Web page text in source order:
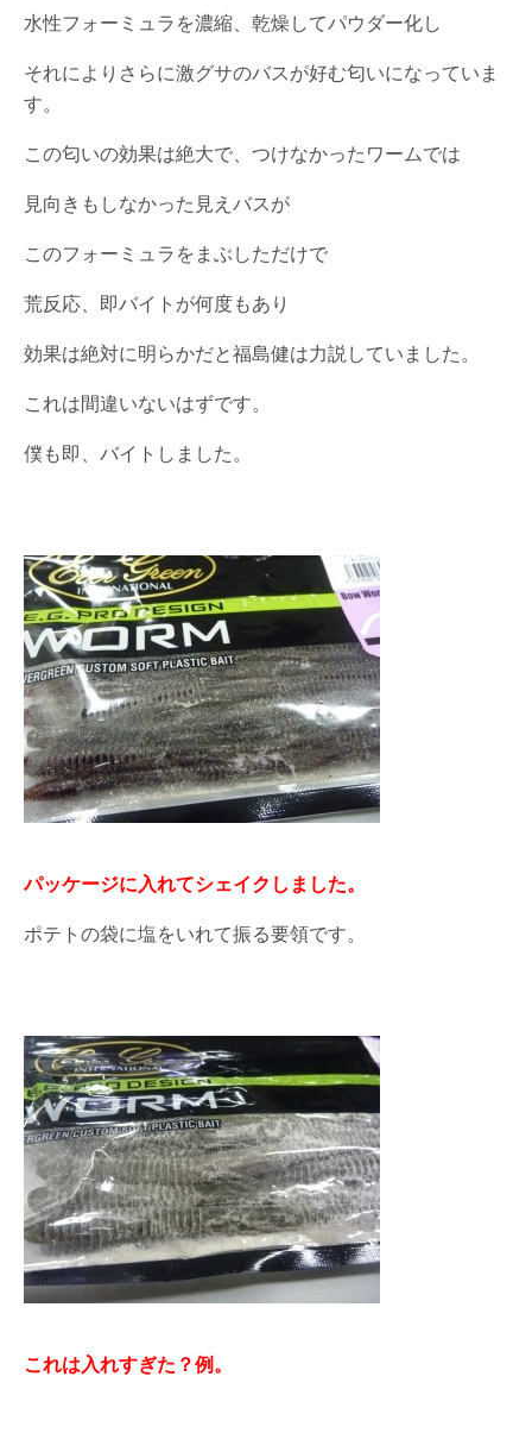
水性フォーミュラを濃縮、乾燥してパウダー化し
それによりさらに激グサのバスが好む匂いになっていま
す。
この匂いの効果は絶大で、つけなかったワームでは
見向きもしなかった見えバスが
このフォーミュラをまぶしただけで
荒反応、即バイトが何度もあり
効果は絶対に明らかだと福島健は力説していました。
これは間違いないはずです。
僕も即、バイトしました。
パッケージに入れてシェイクしました。
ポテトの袋に塩をいれて振る要領です。
これは入れすぎた？例。